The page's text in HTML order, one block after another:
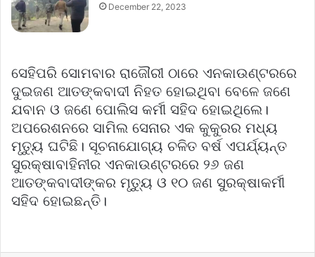
December 22, 2023
ସେହିପରି ସୋମବାର ରାଜୌରୀ ଠାରେ ଏନକାଉଣ୍ଟରରେ
ଦୁଇଜଣ ଆତଙ୍କବାଦୀ ନିହତ ହୋଇଥିବା ବେଳେ ଜଣେ
ଯବାନ ଓ ଜଣେ ପୋଲିସ କର୍ମୀ ସହିଦ ହୋଇଥିଲେ।
ଅପରେଶନରେ ସାମିଲ ସେନାର ଏକ କୁକୁରର ମଧ୍ୟ
ମୃତ୍ୟୁ ଘଟିଛି। ସୂଚନାଯୋଗ୍ୟ ଚଳିତ ବର୍ଷ ଏପର୍ଯ୍ୟନ୍ତ
ସୁରକ୍ଷାବାହିନୀର ଏନକାଉଣ୍ଟରରେ ୨୬ ଜଣ
ଆତଙ୍କବାଦୀଙ୍କର ମୃତ୍ୟୁ ଓ ୧୦ ଜଣ ସୁରକ୍ଷାକର୍ମୀ
ସହିଦ ହୋଇଛନ୍ତି।